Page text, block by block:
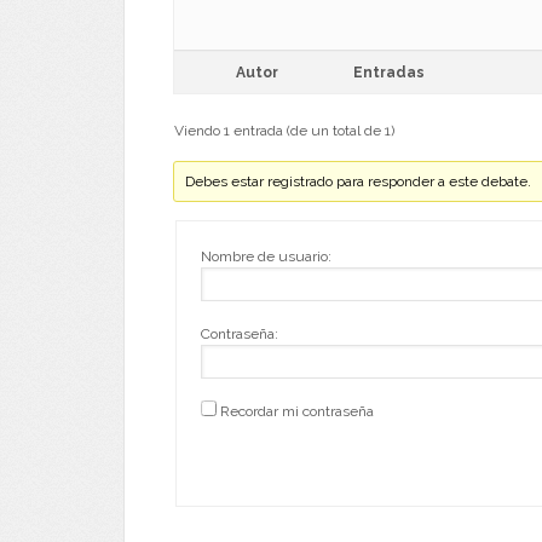
Autor Entradas
Viendo 1 entrada (de un total de 1)
Debes estar registrado para responder a este debate.
Nombre de usuario:
Contraseña:
Recordar mi contraseña